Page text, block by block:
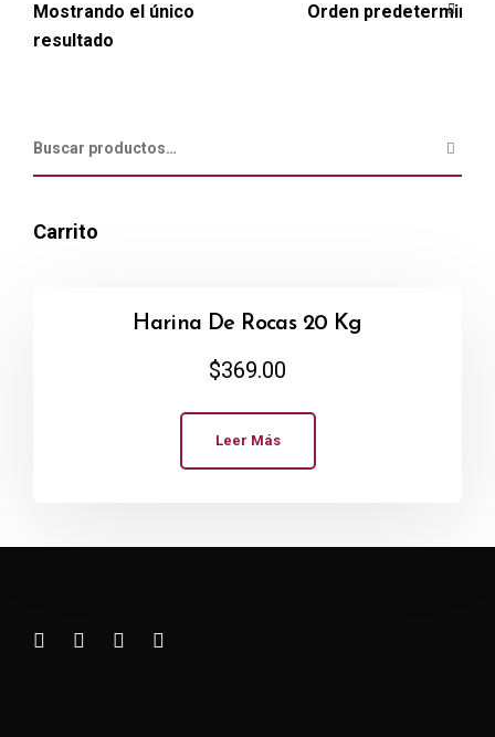
Mostrando el único
resultado
Carrito
Harina De Rocas 20 Kg
$369.00
Leer Más